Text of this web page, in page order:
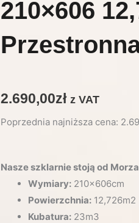
210×606
2.690,00zł z VAT
Poprzednia najniższa cena:
Nasze szklarnie stoją od
Wymiary: 210x606cm
Powierzchnia: 12,726m2
Kubatura: 23m3